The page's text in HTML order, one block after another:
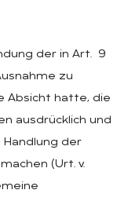
der in Art. 9
zu
Absicht hatte, die
ausdrücklich und
der
(Urt. v.